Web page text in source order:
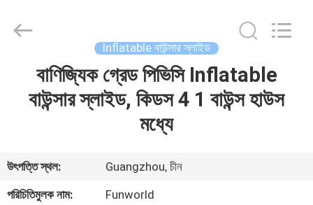
ভিডিও
Limited.
Inflatable বাউন্সার স্লাইড
বাণিজ্যিক গ্রেড পিভিসি Inflatable
বাউন্সার স্লাইড, কিডস 4 1 বাউন্স হাউস
মধ্যে
উৎপত্তি স্থল:
Guangzhou, চীন
পরিচিতিমুলক নাম:
Funworld